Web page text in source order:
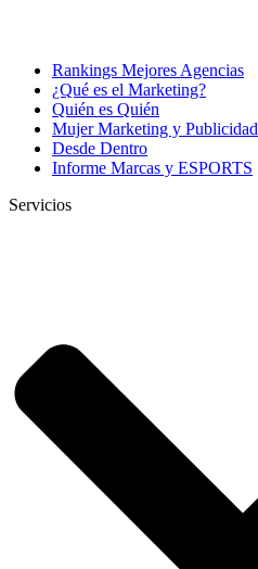
Rankings Mejores Agencias
¿Qué es el Marketing?
Quién es Quién
Mujer Marketing y Publicidad
Desde Dentro
Informe Marcas y ESPORTS
Servicios